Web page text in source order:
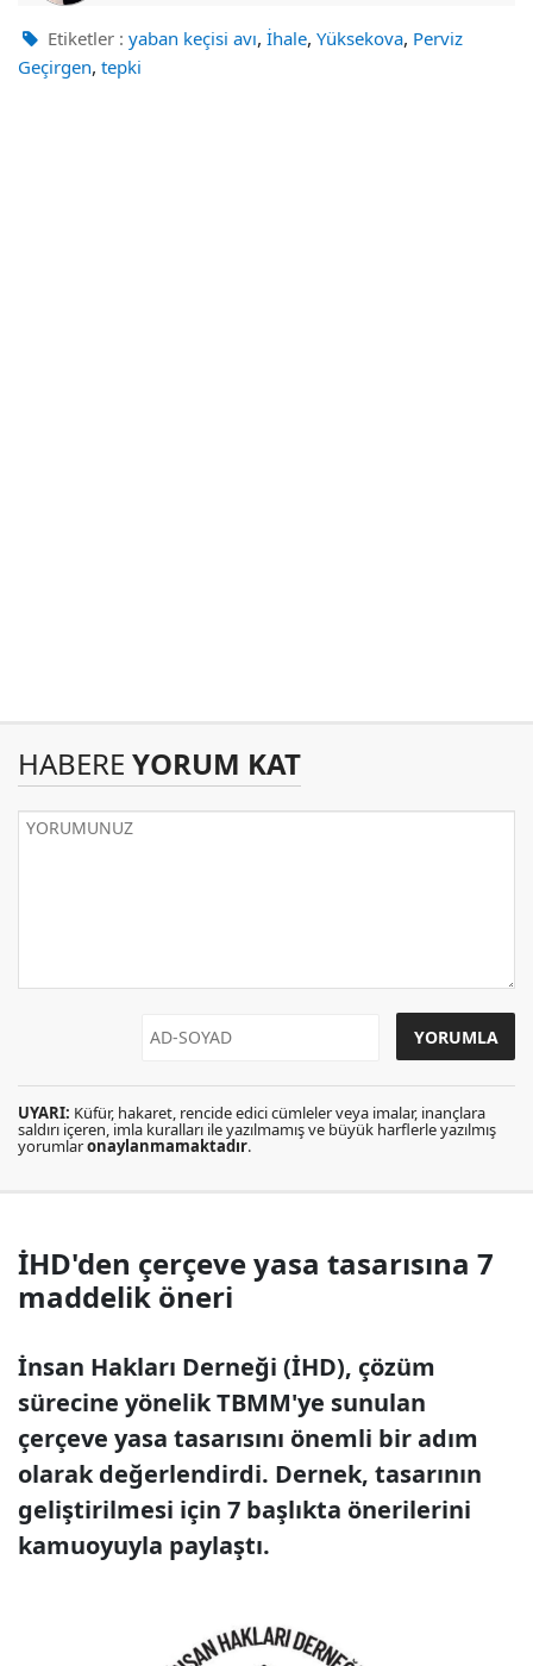
Etiketler : yaban keçisi avı, İhale, Yüksekova, Perviz
Geçirgen, tepki
HABERE YORUM KAT
UYARI: Küfür, hakaret, rencide edici cümleler veya imalar, inançlara
saldırı içeren, imla kuralları ile yazılmamış ve büyük harflerle yazılmış
yorumlaronaylanmamaktadır.
İHD'den çerçeve yasa tasarısına 7
maddelik öneri
İnsan Hakları Derneği (İHD), çözüm
sürecine yönelik TBMM'ye sunulan
çerçeve yasa tasarısını önemli bir adım
olarak değerlendirdi. Dernek, tasarının
geliştirilmesi için 7 başlıkta önerilerini
kamuoyuyla paylaştı.